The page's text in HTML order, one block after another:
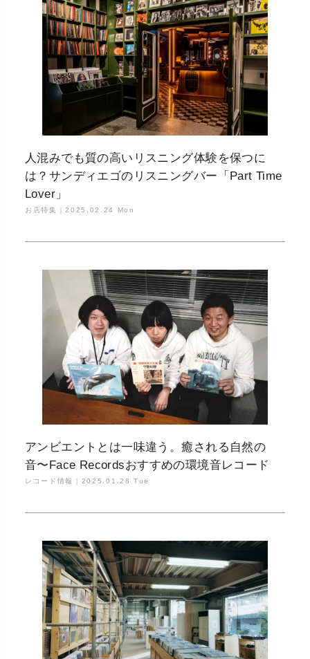
人混みでも質の高いリスニング体験を保つに
は？サンディエゴのリスニングバー「Part Time
Lover」
お店特集｜2025.02.24 Mon
アンビエントとは一味違う。癒される自然の
音〜Face Recordsおすすめの環境音レコード
レコード情報｜ 2025.01.28 Tue